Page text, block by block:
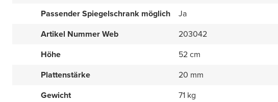
Passender Spiegelschrank möglich
Ja
Artikel Nummer Web
203042
Höhe
52 cm
Plattenstärke
20 mm
Gewicht
71 kg